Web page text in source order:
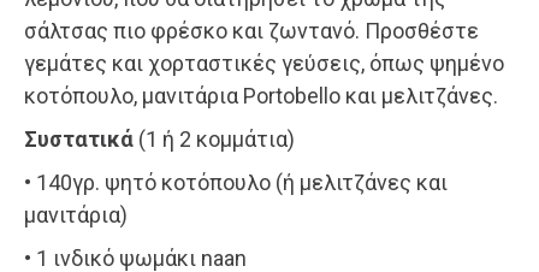
σάλτσας πιο φρέσκο και ζωντανό. Προσθέστε
γεμάτες και χορταστικές γεύσεις, όπως ψημένο
κοτόπουλο, μανιτάρια Portobello και μελιτζάνες.
Συστατικά (1 ή 2 κομμάτια)
• 140γρ. ψητό κοτόπουλο (ή μελιτζάνες και
μανιτάρια)
• 1 ινδικό ψωμάκι naan